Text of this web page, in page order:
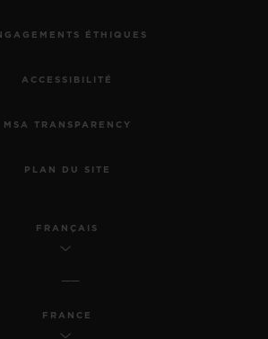
ÉTHIQUES
ACCESSIBILITÉ
MSA TRANSPARENCY
PLAN DU SITE
FRANÇAIS
FRANCE